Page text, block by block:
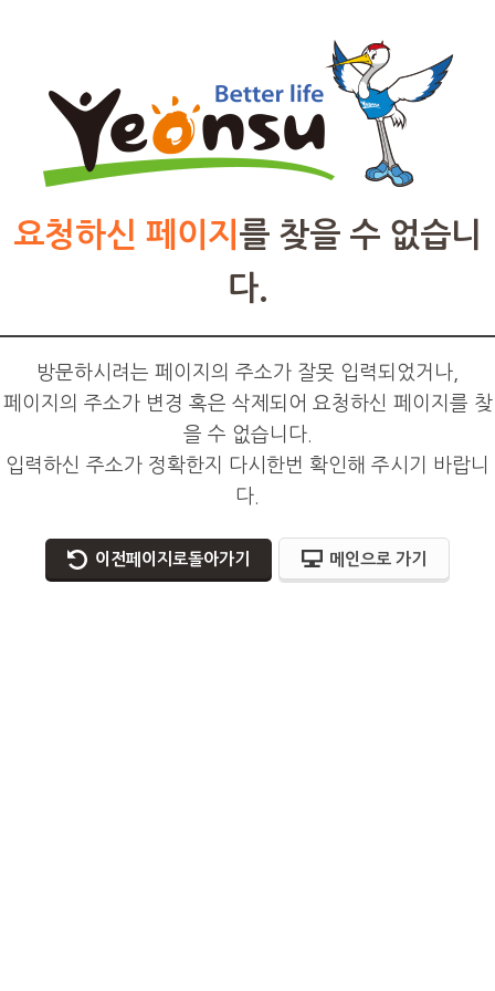
요청하신 페이지 를 찾을 수 없습니
다.
방문하시려는 페이지의 주소가 잘못 입력되었거나,
페이지의 주소가 변경 혹은 삭제되어 요청하신 페이지를 찾
을 수 없습니다.
입력하신 주소가 정확한지 다시한번 확인해 주시기 바랍니
다.
이전페이지로돌아가기 메인으로 가기